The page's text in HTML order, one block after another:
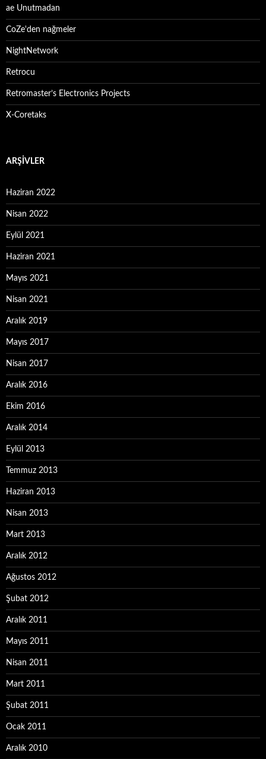
ae Unutmadan
CoZe'den nağmeler
NightNetwork
Retrocu
Retromaster’s Electronics Projects
X-Coretaks
ARŞIVLER
Haziran 2022
Nisan 2022
Eylül 2021
Haziran 2021
Mayıs 2021
Nisan 2021
Aralık 2019
Mayıs 2017
Nisan 2017
Aralık 2016
Ekim 2016
Aralık 2014
Eylül 2013
Temmuz 2013
Haziran 2013
Nisan 2013
Mart 2013
Aralık 2012
Ağustos 2012
Şubat 2012
Aralık 2011
Mayıs 2011
Nisan 2011
Mart 2011
Şubat 2011
Ocak 2011
Aralık 2010